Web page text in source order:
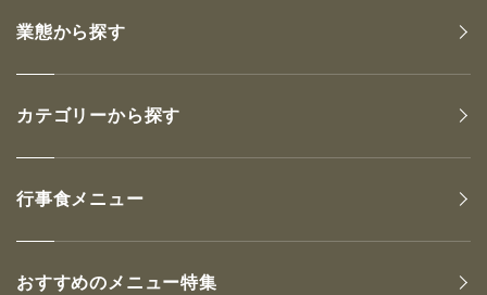
業態から探す
カテゴリーから探す
行事食メニュー
おすすめのメニュー特集